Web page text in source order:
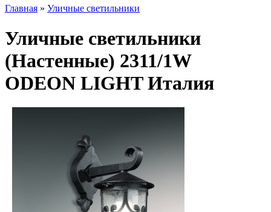
Главная » Уличные светильники
Уличные светильники
(Настенные) 2311/1W
ODEON LIGHT Италия